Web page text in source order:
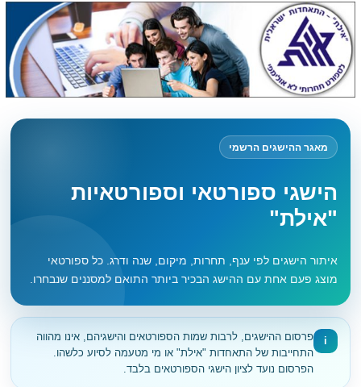
מאגר ההישגים הרשמי
הישגי ספורטאי וספורטאיות
"אילת"
איתור הישגים לפי ענף, תחרות, מיקום, שנה ודרג. כל ספורטאי
מוצג פעם אחת עם ההישג הבכיר ביותר התואם למסננים שנבחרו.
i
פרסום ההישגים, לרבות שמות הספורטאים והישגיהם, אינו מהווה
התחייבות של התאחדות "אילת" או מי מטעמה לסיוע כלשהו.
הפרסום נועד לציון הישגי הספורטאים בלבד.